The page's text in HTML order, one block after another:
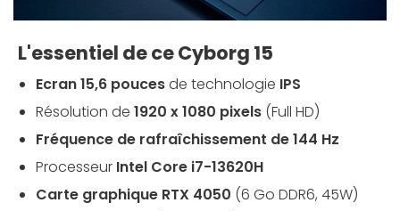
L'essentiel de ce Cyborg 15
Ecran 15,6 poucesde technologie IPS
Résolution de 1920 x 1080 pixels (Full HD)
Fréquence de rafraîchissement de 144 Hz
Processeur Intel Core i7-13620H
Carte graphique RTX 4050 (6 Go DDR6, 45W)